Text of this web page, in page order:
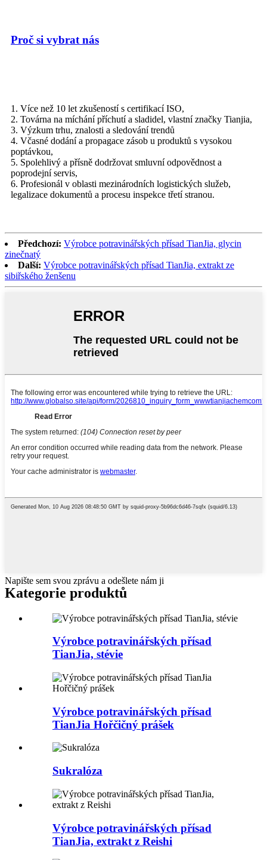
Proč si vybrat nás
1. Více než 10 let zkušeností s certifikací ISO,
2. Továrna na míchání příchutí a sladidel, vlastní značky Tianjia,
3. Výzkum trhu, znalosti a sledování trendů
4. Včasné dodání a propagace zásob u produktů s vysokou
poptávkou,
5. Spolehlivý a přísně dodržovat smluvní odpovědnost a
poprodejní servis,
6. Profesionál v oblasti mezinárodních logistických služeb,
legalizace dokumentů a procesu inspekce třetí stranou.
Předchozí: Výrobce potravinářských přísad TianJia, glycin
zinečnatý
Další: Výrobce potravinářských přísad TianJia, extrakt ze
sibiřského ženšenu
Napište sem svou zprávu a odešlete nám ji
Kategorie produktů
Výrobce potravinářských přísad
TianJia, stévie
Výrobce potravinářských přísad
TianJia Hořčičný prášek
Sukralóza
Výrobce potravinářských přísad
TianJia, extrakt z Reishi